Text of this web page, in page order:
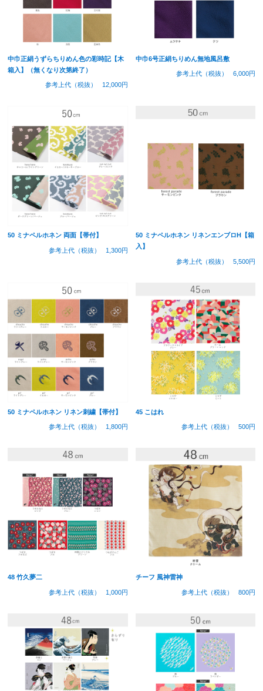
中巾正絹うずらちりめん色の彩時記【木
箱入】（無くなり次第終了）
参考上代（税抜） 12,000円
中巾6号正絹ちりめん無地風呂敷
参考上代（税抜） 6,000円
50 ミナペルホネン 両面【帯付】
参考上代（税抜） 1,300円
50 ミナペルホネン リネンエンブロH【箱
入】
参考上代（税抜） 5,500円
50 ミナペルホネン リネン刺繍【帯付】
参考上代（税抜） 1,800円
45 こはれ
参考上代（税抜） 500円
48 竹久夢二
参考上代（税抜） 1,000円
チーフ 風神雷神
参考上代（税抜） 800円